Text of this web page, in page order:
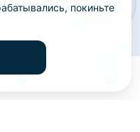
0
покиньте
лаборатория